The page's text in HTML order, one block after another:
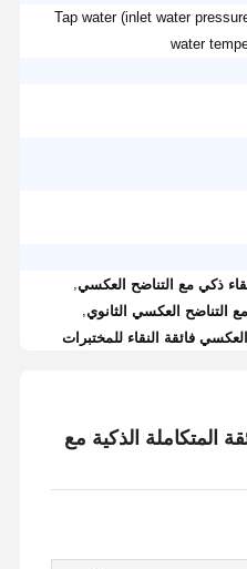
Tap water (inlet water
water
ذكي مع التناضح العكسي
التناضح العكسي الثانوي
فائقة النقاء للمختبرات
المتكاملة الذكية مع